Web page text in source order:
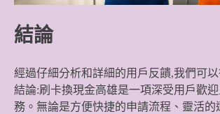
結論
經過仔細分析和詳細的用戶反饋,我們可
結論:刷卡換現金高雄是一項深受用戶歡
務。無論是方便快捷的申請流程、靈活的